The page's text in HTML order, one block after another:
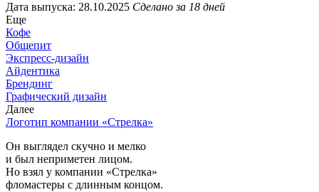
Дата выпуска: 28.10.2025 Сделано за 18 дней
Еще
Кофе
Общепит
Экспресс-дизайн
Айдентика
Брендинг
Графический дизайн
Далее
Логотип компании «Стрелка»
Он выглядел скучно и мелко
и был неприметен лицом.
Но взял у компании «Стрелка»
фломастеры с длинным концом.